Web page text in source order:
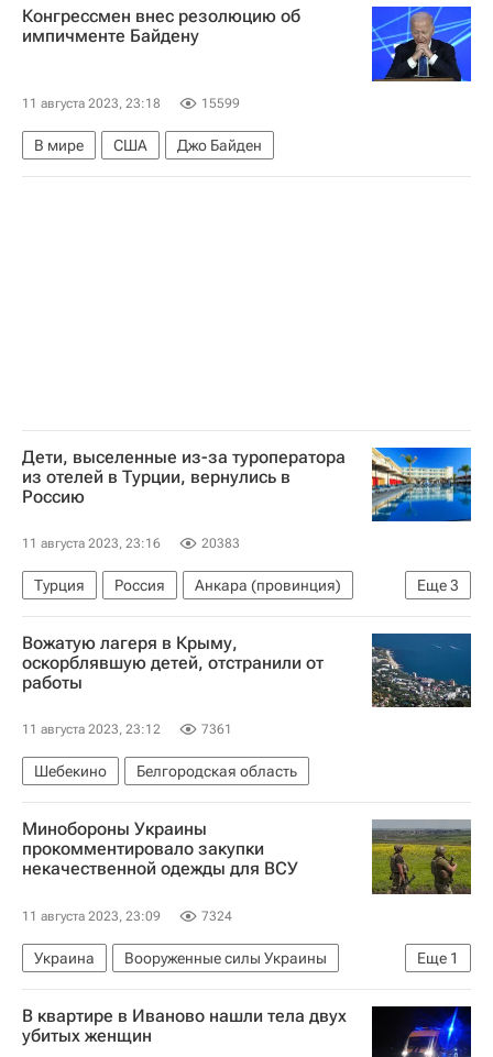
Конгрессмен внес резолюцию об
импичменте Байдену
11 августа 2023, 23:18 15599
В мире США Джо Байден
Дети, выселенные из-за туроператора
из отелей в Турции, вернулись в
Россию
11 августа 2023, 23:16 20383
Еще3
Турция Россия
Анкара (провинция)
Новости - Туризм
Ассоциация туроператоров России (АТОР)
Пегас Туристик
Вожатую лагеря в Крыму,
оскорблявшую детей, отстранили от
работы
11 августа 2023, 23:12 7361
Шебекино Белгородская область
Минобороны Украины
прокомментировало закупки
некачественной одежды для ВСУ
11 августа 2023, 23:09 7324
Еще 1
Украина
Вооруженные силы Украины
В мире
В квартире в Иваново нашли тела двух
убитых женщин